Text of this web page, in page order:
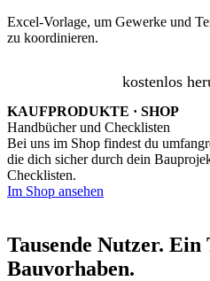
Excel-Vorlage, um Gewerke und
zu koordinieren.
kostenlos
KAUFPRODUKTE · SHOP
Handbücher und Checklisten
Bei uns im Shop findest du
die dich sicher durch dein
Checklisten.
Im Shop ansehen
Tausende Nutzer. Ein
Bauvorhaben.